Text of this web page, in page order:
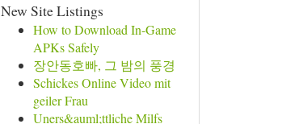
New Site Listings
How to Download In-Game
APKs Safely
장안동호빠, 그 밤의 풍경
Schickes Online Video mit
geiler Frau
Uners&auml;ttliche Milfs